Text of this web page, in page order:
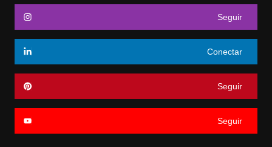
Seguir
Conectar
Seguir
Seguir